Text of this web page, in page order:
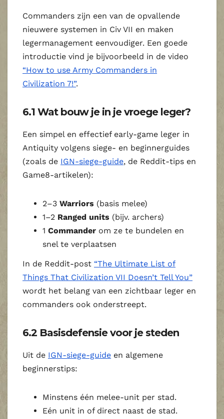
Commanders zijn een van de opvallende
nieuwere systemen in Civ VII en maken
legermanagement eenvoudiger. Een goede
introductie vind je bijvoorbeeld in de video
“How to use Army Commanders in
Civilization 7!”.
6.1 Wat bouw je in je vroege leger?
Een simpel en effectief early‑game leger in
Antiquity volgens siege‑ en beginnerguides
(zoals de IGN‑siege‑guide, de Reddit‑tips en
Game8‑artikelen):
2–3 Warriors (basis melee)
1–2 Ranged units (bijv. archers)
1 Commander om ze te bundelen en
snel te verplaatsen
In de Reddit‑post “The Ultimate List of
Things That Civilization VII Doesn’t Tell You”
wordt het belang van een zichtbaar leger en
commanders ook onderstreept.
6.2 Basisdefensie voor je steden
Uit de IGN‑siege‑guide en algemene
beginnerstips:
Minstens één melee‑unit per stad.
Eén unit in of direct naast de stad.